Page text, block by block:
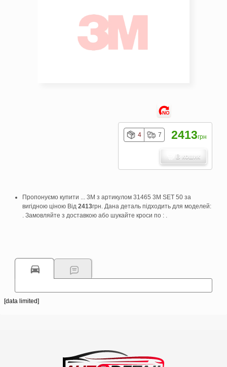
Пропонуємо купити ... 3M з артикулом 31465 3M SET 50 за
вигідною ціною Від 2413грн. Дана деталь підходить для моделей:
. Замовляйте з доставкою або шукайте кроси по : .
NO
4 7 2413грн
В кошик
[data limited]